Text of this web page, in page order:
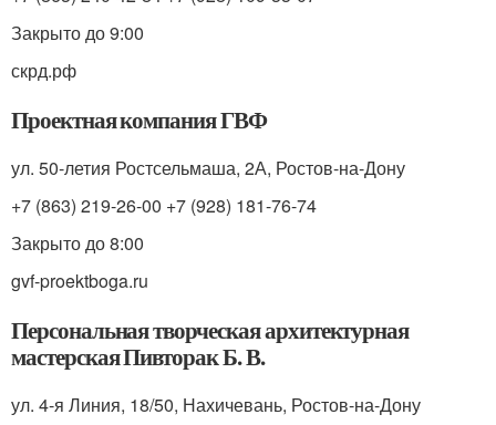
Закрыто до 9:00
скрд.рф
Проектная компания ГВФ
ул. 50-летия Ростсельмаша, 2А, Ростов-на-Дону
+7 (863) 219-26-00 +7 (928) 181-76-74
Закрыто до 8:00
gvf-proektboga.ru
Персональная творческая архитектурная
мастерская Пивторак Б. В.
ул. 4-я Линия, 18/50, Нахичевань, Ростов-на-Дону